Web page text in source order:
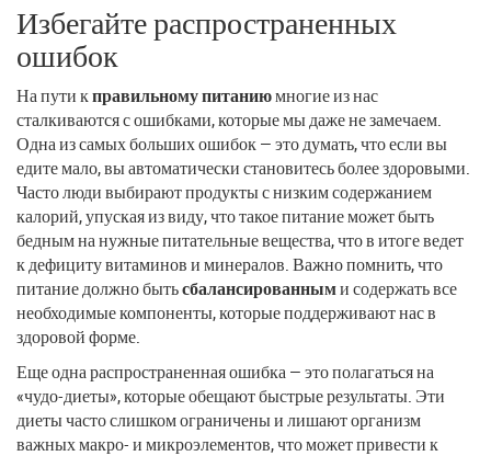
Избегайте распространенных
ошибок
На пути кправильному питаниюмногие из нас
сталкиваются с ошибками, которые мы даже не замечаем.
Одна из самых больших ошибок — это думать, что если вы
едите мало, вы автоматически становитесь более здоровыми.
Часто люди выбирают продукты с низким содержанием
калорий, упуская из виду, что такое питание может быть
бедным на нужные питательные вещества, что в итоге ведет
к дефициту витаминов и минералов. Важно помнить, что
питание должно бытьсбалансированными содержать все
необходимые компоненты, которые поддерживают нас в
здоровой форме.
Еще одна распространенная ошибка — это полагаться на
«чудо-диеты», которые обещают быстрые результаты. Эти
диеты часто слишком ограничены и лишают организм
важных макро- и микроэлементов, что может привести к